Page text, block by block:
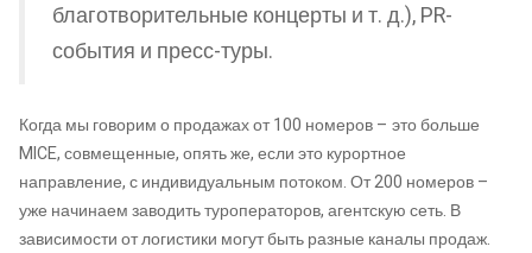
благотворительные концерты и т. д.), PR-
события и пресс-туры.
Когда мы говорим о продажах от 100 номеров – это больше
MICE, совмещенные, опять же, если это курортное
направление, с индивидуальным потоком. От 200 номеров –
уже начинаем заводить туроператоров, агентскую сеть. В
зависимости от логистики могут быть разные каналы продаж.